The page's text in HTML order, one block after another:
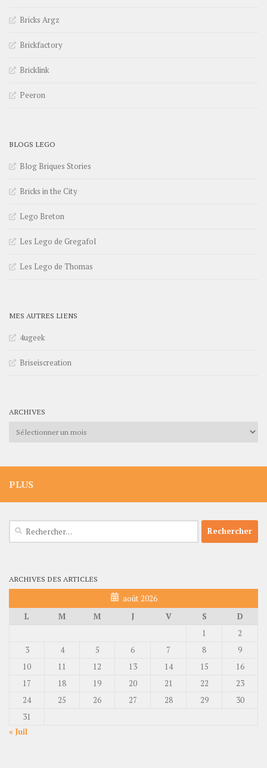
Bricks Argz
Brickfactory
Bricklink
Peeron
BLOGS LEGO
Blog Briques Stories
Bricks in the City
Lego Breton
Les Lego de Gregafol
Les Lego de Thomas
MES AUTRES LIENS
4ugeek
Briseiscreation
ARCHIVES
Archives
PLUS
Rechercher :
ARCHIVES DES ARTICLES
août 2026
L
M M J V S
D
1
2
3
4 5 6 7 8
9
10
11 12 13 14 15
16
17
18 19 20 21 22
23
24
25 26 27 28 29
30
31
« Juil